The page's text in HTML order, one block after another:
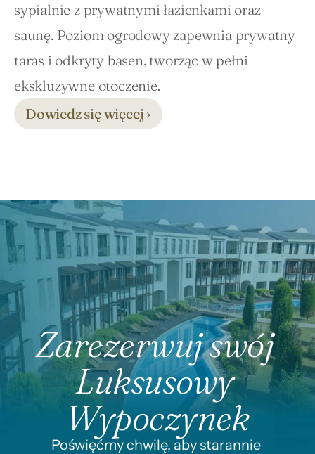
sypialnie z prywatnymi łazienkami oraz
saunę. Poziom ogrodowy zapewnia prywatny
taras i odkryty basen, tworząc w pełni
ekskluzywne otoczenie.
Dowiedz się więcej ›
Zarezerwuj swój
Luksusowy
Wypoczynek
Poświęćmy chwilę, aby starannie